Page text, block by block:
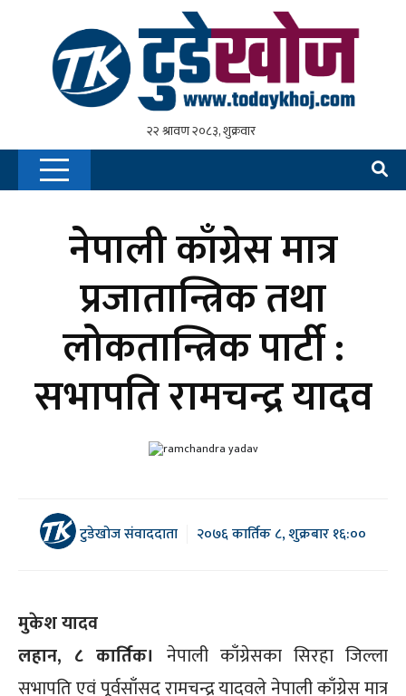
नेपाली काँग्रेस मात्र
प्रजातान्त्रिक तथा
लोकतान्त्रिक पार्टी :
सभापति रामचन्द्र यादव
टुडेखोज संवाददाता २०७६ कार्तिक ८, शुक्रबार १६:००
मुकेश यादव
लहान, ८ कार्तिक। नेपाली काँग्रेसका सिरहा जिल्ला
सभापति एवं पूर्वसाँसद रामचन्द्र यादवले नेपाली काँग्रेस मात्र